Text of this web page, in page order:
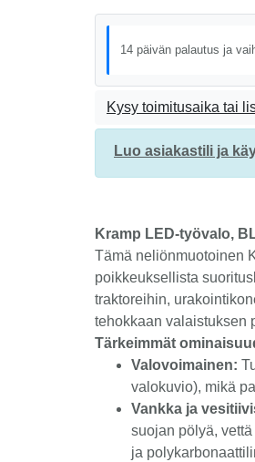
14 päivän palautus ja
Kysy toimitusaika tai
Luo asiakastili ja
Kramp LED-työvalo,
Tämä neliönmuotoinen
poikkeuksellista
traktoreihin,
tehokkaan valaistuksen
Tärkeimmät
Valovoimainen:
valokuvio), mikä
Vankka ja
suojan pölyä,
ja